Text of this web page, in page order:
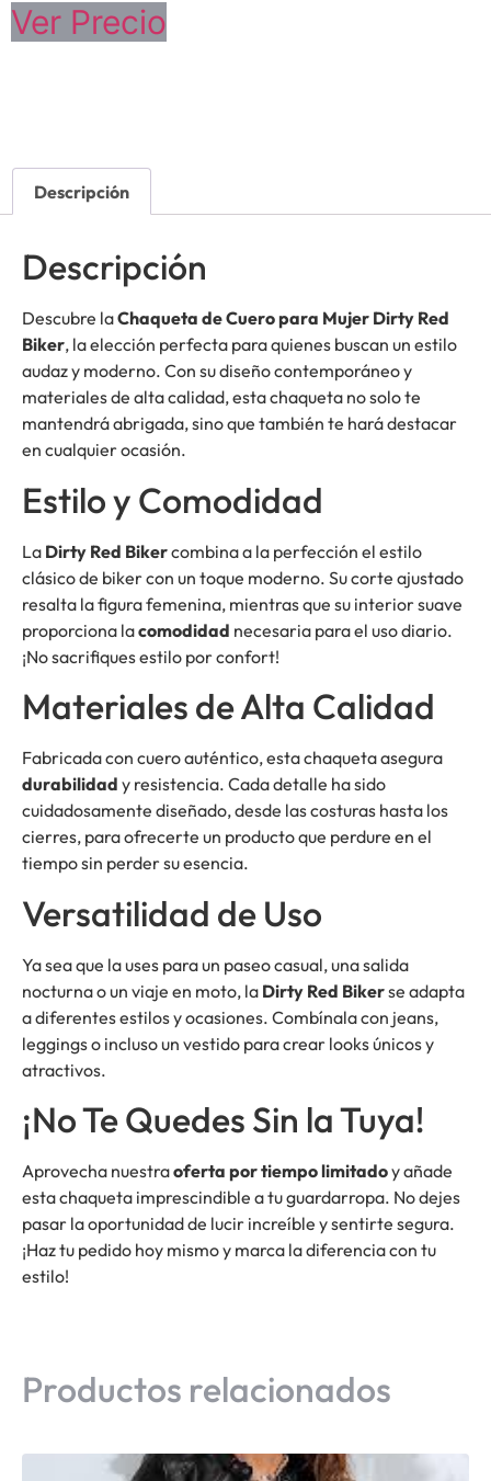
Ver Precio
Descripción
Descripción
Descubre laChaqueta de Cuero para Mujer Dirty Red
Biker, la elección perfecta para quienes buscan un estilo
audaz y moderno. Con su diseño contemporáneo y
materiales de alta calidad, esta chaqueta no solo te
mantendrá abrigada, sino que también te hará destacar
en cualquier ocasión.
Estilo y Comodidad
La Dirty Red Bikercombina a la perfección el estilo
clásico de biker con un toque moderno. Su corte ajustado
resalta la figura femenina, mientras que su interior suave
proporciona lacomodidad necesaria para el uso diario.
¡No sacrifiques estilo por confort!
Materiales de Alta Calidad
Fabricada con cuero auténtico, esta chaqueta asegura
durabilidad y resistencia. Cada detalle ha sido
cuidadosamente diseñado, desde las costuras hasta los
cierres, para ofrecerte un producto que perdure en el
tiempo sin perder su esencia.
Versatilidad de Uso
Ya sea que la uses para un paseo casual, una salida
nocturna o un viaje en moto, la Dirty Red Bikerse adapta
a diferentes estilos y ocasiones. Combínala con jeans,
leggings o incluso un vestido para crear looks únicos y
atractivos.
¡No Te Quedes Sin la Tuya!
Aprovecha nuestraoferta por tiempo limitadoy añade
esta chaqueta imprescindible a tu guardarropa. No dejes
pasar la oportunidad de lucir increíble y sentirte segura.
¡Haz tu pedido hoy mismo y marca la diferencia con tu
estilo!
Productos relacionados